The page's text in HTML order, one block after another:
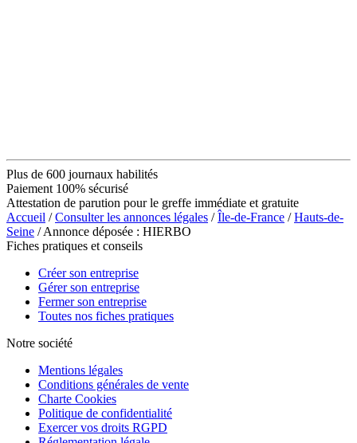
Plus de 600 journaux habilités
Paiement 100% sécurisé
Attestation de parution pour le greffe immédiate et gratuite
Accueil /Consulter les annonces légales /Île-de-France /Hauts-de-
Seine / Annonce déposée : HIERBO
Fiches pratiques et conseils
Créer son entreprise
Gérer son entreprise
Fermer son entreprise
Toutes nos fiches pratiques
Notre société
Mentions légales
Conditions générales de vente
Charte Cookies
Politique de confidentialité
Exercer vos droits RGPD